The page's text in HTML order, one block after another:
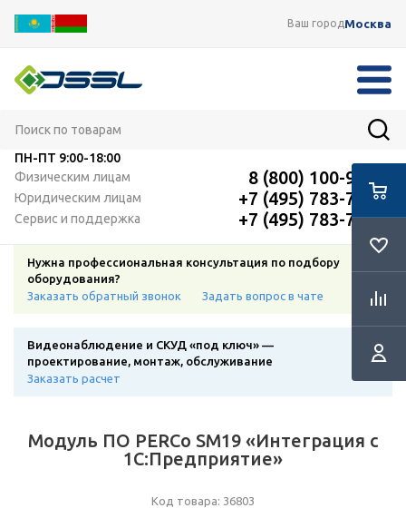
Ваш городМосква
ПН-ПТ 9:00-18:00
Физическим лицам
8 (800) 100-91-12
Юридическим лицам +7 (495) 783-72-87
Сервис и поддержка +7 (495) 783-72-87
Нужна профессиональная консультация по подбору
оборудования?
Заказать обратный звонок
Задать вопрос в чате
Видеонаблюдение и СКУД «под ключ» —
проектирование, монтаж, обслуживание
Заказать расчет
Модуль ПО PERCo SM19 «Интеграция с
1С:Предприятие»
Код товара: 36803